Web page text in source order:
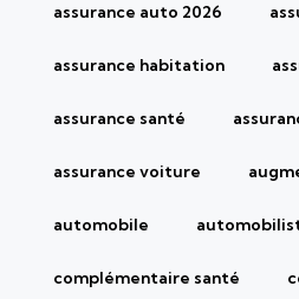
assurance auto 2026
assurance habitation
assurance santé
assurance voiture
automobile
complémentaire santé